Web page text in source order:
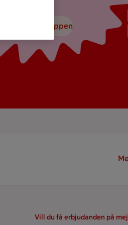
ned ICA-appen
Vill du få erbjudanden på